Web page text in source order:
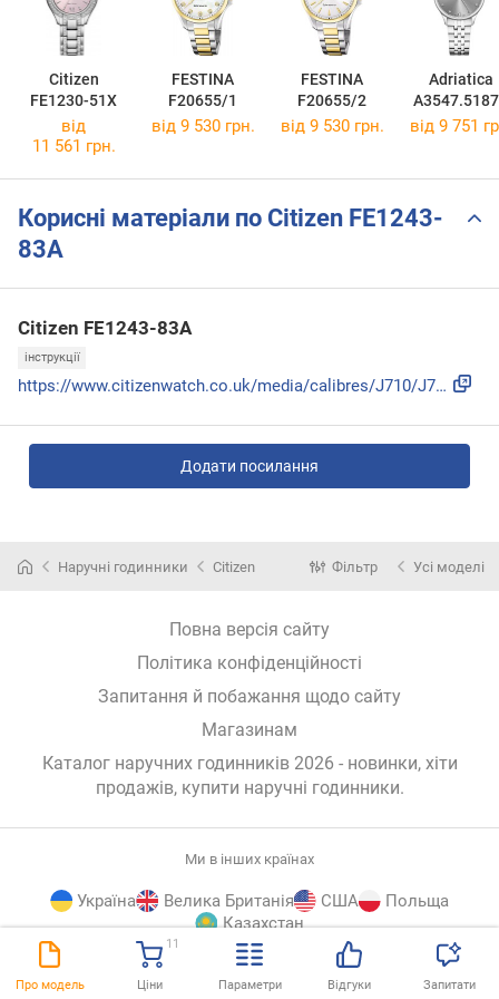
Про модель Ціни
11
Параметри Відгуки Запитати
Citizen
FE1230-51X
FESTINA
F20655/1
FESTINA
F20655/2
Adriatica
від
11 561 грн.
від 9 530 грн. від 9 530 грн. від 9 751
Корисні матеріали по Citizen FE1243-
83A
Citizen FE1243-83A
інструкції
https://www.citizenwatch.co.uk/media/calibres/J710/J710_ebo...
Додати посилання
Наручні годинники Citizen Фільтр Усі моделі
Повна версія сайту
Політика конфіденційності
Запитання й побажання щодо сайту
Магазинам
Каталог наручних годинників 2026 - новинки, хіти
продажів, купити наручні годинники.
Ми в інших країнах
Україна Велика Британія США
Польща
Казахстан
© E-Katalog, 2026 ВГОРУ